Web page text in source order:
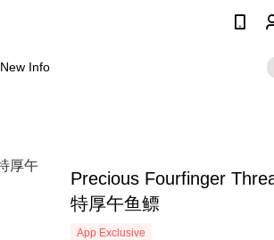
New Info
Precious Fourfinger
特厚午鱼鳔
App Exclusive